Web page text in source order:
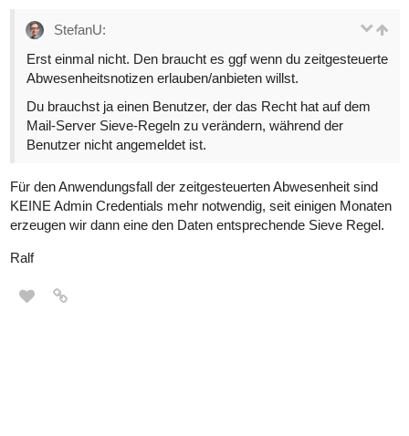
StefanU:
Erst einmal nicht. Den braucht es ggf wenn du zeitgesteuerte
Abwesenheitsnotizen erlauben/anbieten willst.
Du brauchst ja einen Benutzer, der das Recht hat auf dem
Mail-Server Sieve-Regeln zu verändern, während der
Benutzer nicht angemeldet ist.
Für den Anwendungsfall der zeitgesteuerten Abwesenheit sind
KEINE Admin Credentials mehr notwendig, seit einigen Monaten
erzeugen wir dann eine den Daten entsprechende Sieve Regel.
Ralf